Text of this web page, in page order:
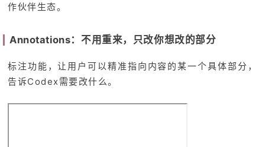
作伙伴生态。
Annotations：不用重来，只改你想改的部分
标注功能，让用户可以精准指向内容的某一个具体部分，
告诉Codex需要改什么。